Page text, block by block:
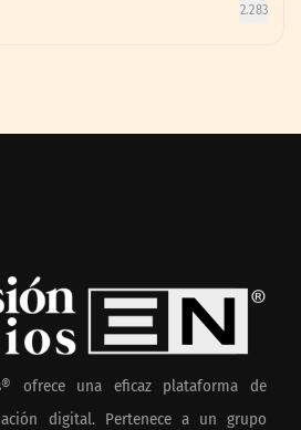
2.283
ofrece una eficaz plataforma de
digital. Pertenece a un grupo